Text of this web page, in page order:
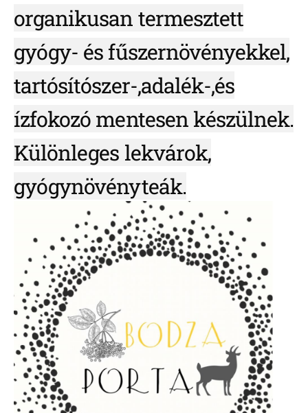
organikusan termesztett
gyógy- és fűszernövényekkel,
tartósítószer-,adalék-,és
ízfokozó mentesen készülnek.
Különleges lekvárok,
gyógynövényteák.